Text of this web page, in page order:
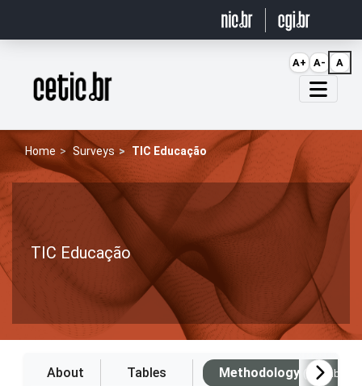
Página inicial
Home Surveys TIC Educação
TIC Educação
About Tables Methodology (Available
A+ A- A